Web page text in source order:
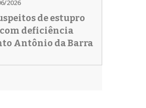
2026
de estupro
deficiência
Antônio da Barra